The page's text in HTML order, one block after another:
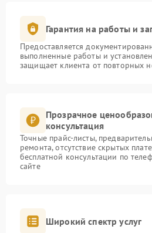
Гарантия на работы и
Предоставляется
выполненные работы и
защищает клиента от повторных
Прозрачное
консультация
Точные прайс-листы,
ремонта, отсутствие скрытых
бесплатной консультации по
сайте
Широкий спектр услуг